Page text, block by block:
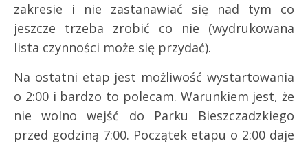
zakresie i nie zastanawiać się nad tym co
jeszcze trzeba zrobić co nie (wydrukowana
lista czynności może się przydać).
Na ostatni etap jest możliwość wystartowania
o 2:00 i bardzo to polecam. Warunkiem jest, że
nie wolno wejść do Parku Bieszczadzkiego
przed godziną 7:00. Początek etapu o 2:00 daje